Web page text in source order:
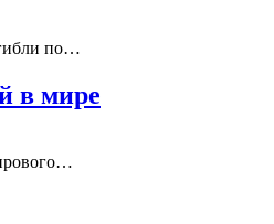
по…
в мире